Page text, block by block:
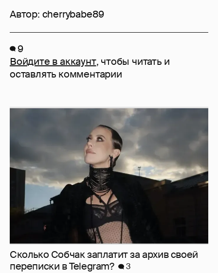
Автор: cherrybabe89
9
Войдите в аккаунт, чтобы читать и
оставлять комментарии
Сколько Собчак заплатит за архив своей
перeписки в Telegram?
3